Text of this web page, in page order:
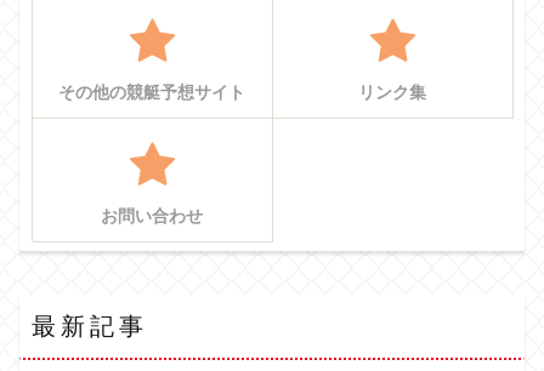
その他の競艇予想サイト リンク集
お問い合わせ
最新記事